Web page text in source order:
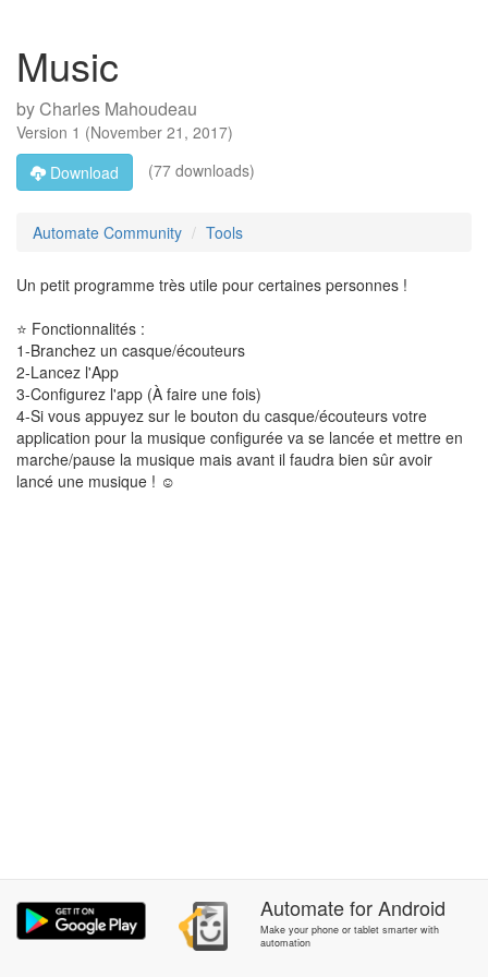
Music
byCharles Mahoudeau
Version 1 (November 21, 2017)
Download
(77 downloads)
Automate Community Tools
Un petit programme très utile pour certaines personnes !
⭐ Fonctionnalités :
1-Branchez un casque/écouteurs
2-Lancez l'App
3-Configurez l'app (À faire une fois)
4-Si vous appuyez sur le bouton du casque/écouteurs votre
application pour la musique configurée va se lancée et mettre en
marche/pause la musique mais avant il faudra bien sûr avoir
lancé une musique ! ☺
AutomateforAndroid
Make your phone or tablet smarter with
automation